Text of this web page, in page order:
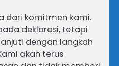
dari komitmen kami.
deklarasi, tetapi
dengan langkah
akan terus